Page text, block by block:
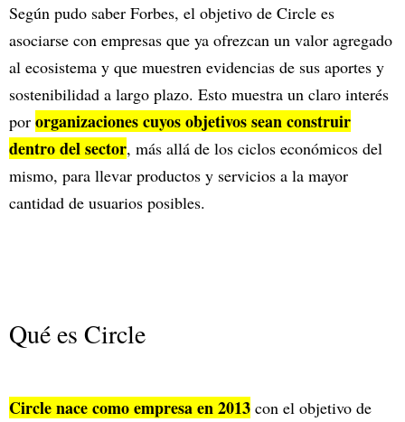
Según pudo saber Forbes, el objetivo de Circle es
asociarse con empresas que ya ofrezcan un valor agregado
al ecosistema y que muestren evidencias de sus aportes y
sostenibilidad a largo plazo. Esto muestra un claro interés
por organizaciones cuyos objetivos sean construir
dentro del sector, más allá de los ciclos económicos del
mismo, para llevar productos y servicios a la mayor
cantidad de usuarios posibles.
Qué es Circle
Circle nace como empresa en 2013 con el objetivo de